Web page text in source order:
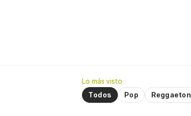
Lo más visto
Todos
Pop Reggaeton